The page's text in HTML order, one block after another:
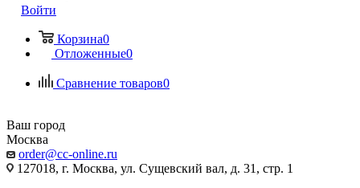
Войти
Корзина0
Отложенные0
Сравнение товаров0
Ваш город
Москва
order@cc-online.ru
127018, г. Москва, ул. Сущевский вал, д. 31, стр. 1